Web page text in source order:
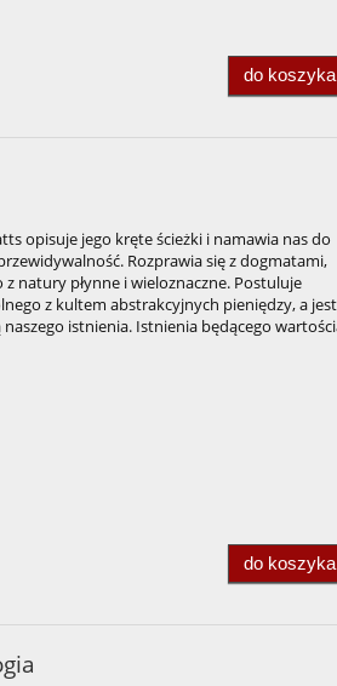
do koszyka
opisuje jego kręte ścieżki i namawia nas do
Rozprawia się z dogmatami,
natury płynne i wieloznaczne. Postuluje
z kultem abstrakcyjnych pieniędzy, a jest
istnienia. Istnienia będącego
do koszyka